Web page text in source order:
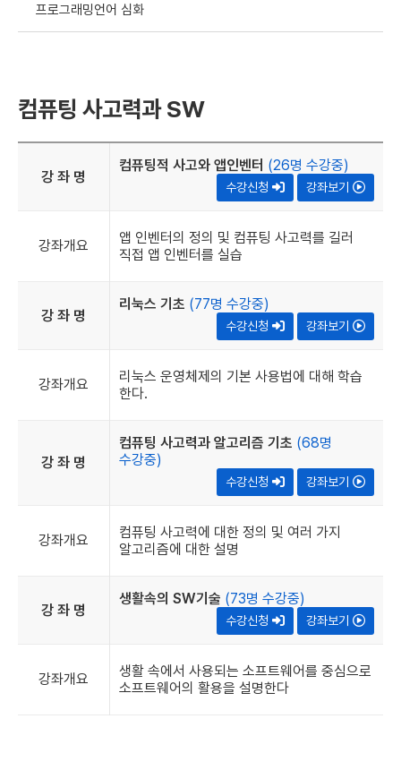
프로그래밍언어 심화
컴퓨팅 사고력과 SW
강 좌 명
컴퓨팅적 사고와 앱인벤터 (26명 수강중)
수강신청 강좌보기
강좌개요
앱 인벤터의 정의 및 컴퓨팅 사고력를 길러
직접 앱 인벤터를 실습
강 좌 명
리눅스 기초 (77명 수강중)
수강신청 강좌보기
강좌개요
리눅스 운영체제의 기본 사용법에 대해 학습
한다.
강 좌 명
컴퓨팅 사고력과 알고리즘 기초 (68명
수강중)
수강신청 강좌보기
강좌개요
컴퓨팅 사고력에 대한 정의 및 여러 가지
알고리즘에 대한 설명
강 좌 명
생활속의 SW기술 (73명 수강중)
수강신청 강좌보기
강좌개요
생활 속에서 사용되는 소프트웨어를 중심으로
소프트웨어의 활용을 설명한다